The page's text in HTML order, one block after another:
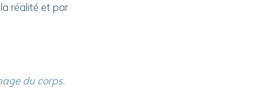
réalité et par
du corps.